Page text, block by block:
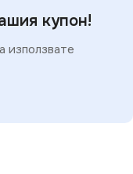
купон!
използвате